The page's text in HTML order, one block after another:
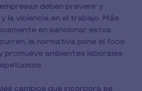
deben prevenir y
la violencia en el trabajo. Más
en sancionar estos
la normativa pone el foco
promueve ambientes laborales
cambios que incorpora se